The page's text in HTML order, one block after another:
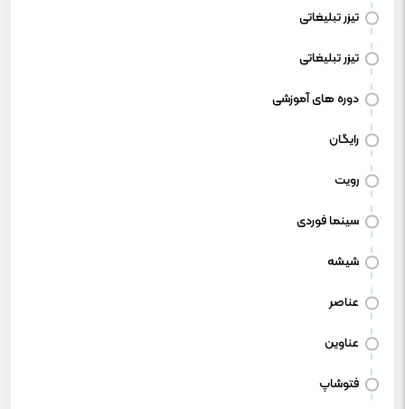
تیزر تبلیغاتی
تیزر تبلیغاتی
دوره های آموزشی
رایگان
رویت
سینما فوردی
شیشه
عناصر
عناوین
فتوشاپ